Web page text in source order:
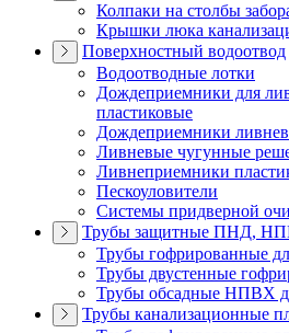
Колпаки на столбы
Крышки люка
Поверхностный водоотвод
Водоотводные лотки
Дождеприемники для
пластиковые
Дождеприемники
Ливневые чугунные
Ливнеприемники
Пескоуловители
Системы придверной
Трубы защитные ПНД,
Трубы гофрированные
Трубы двустенные
Трубы обсадные НПВХ
Трубы канализационные